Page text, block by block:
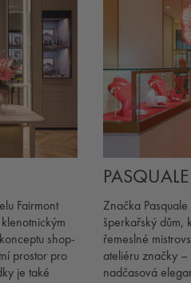
Fairmont
shop-
prostor pro
je také
Značka
šperkařský dům,
řemeslné
ateliéru značky –
nadčasová